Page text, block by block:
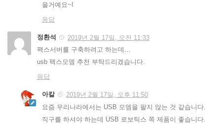
을거예요~!
응답
정환석
2019년 2월 17일, 오전 11:33
팩스서버를 구축하려고 하는데…
usb 팩스모뎀 추천 부탁드리겠습니다.
응답
아칼
2019년 2월 17일, 오후 11:50
요즘 우리나라에서는 USB 모뎀을 팔지 않는 것 같습니다.
직구를 하셔야 하는데 USB 로보틱스 쪽 제품이 좋습니다.